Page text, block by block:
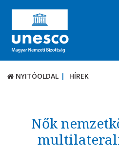
NYITÓOLDAL HÍREK
TÉMÁK
DOKUMENTUMTÁR
NYITÓOLDAL HÍREK
Nők